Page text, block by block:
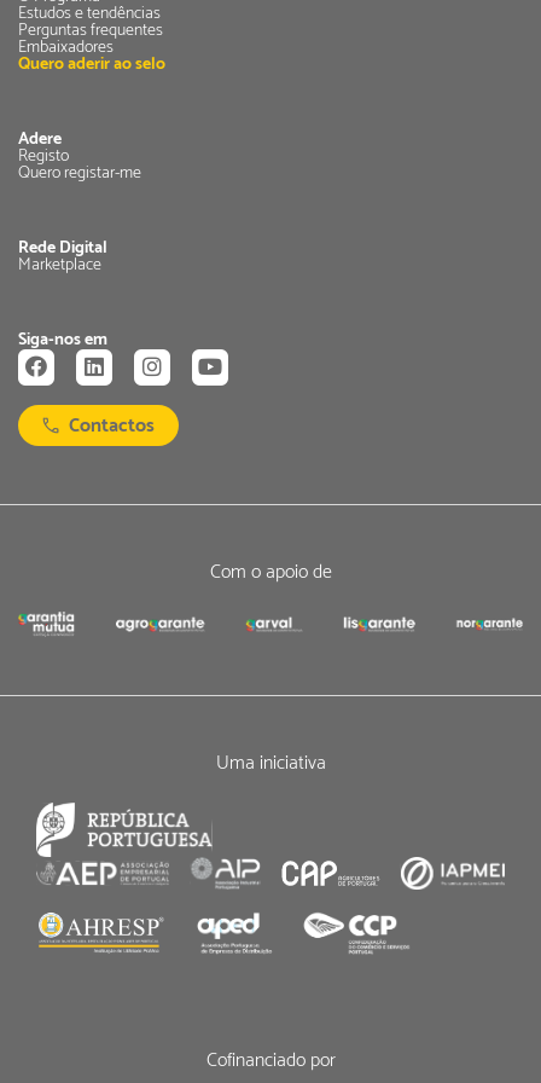
incorporação de valor, como forma de aumentar a
competitividade das empresas nacionais, em especial das PME,
e a criação de emprego;
e) Explorar as sinergias resultantes da associação de empresas
e da criação de cadeias de abastecimento.
Estudos e tendências
Perguntas frequentes
Embaixadores
Quero aderir ao selo
Adere
Registo
Quero registar-me
Rede Digital
Marketplace
Siga-nos em
Contactos
Com o apoio de
Uma iniciativa
Cofinanciado por